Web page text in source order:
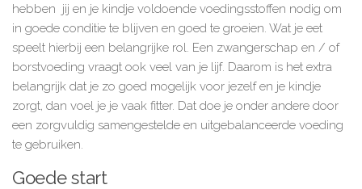
hebben jij en je kindje voldoende voedingsstoffen nodig om
in goede conditie te blijven en goed te groeien. Wat je eet
speelt hierbij een belangrijke rol. Een zwangerschap en / of
borstvoeding vraagt ook veel van je lijf. Daarom is het extra
belangrijk dat je zo goed mogelijk voor jezelf en je kindje
zorgt, dan voel je je vaak fitter. Dat doe je onder andere door
een zorgvuldig samengestelde en uitgebalanceerde voeding
te gebruiken.
Goede start